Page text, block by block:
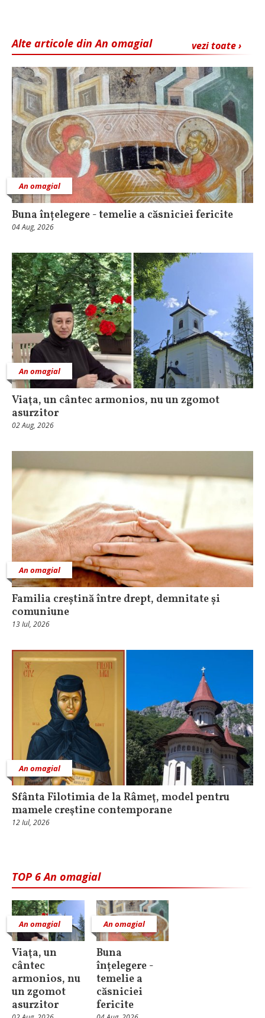
vezi toate ›
Alte articole din An omagial
An omagial
Buna înțelegere - temelie a căsniciei fericite
04 Aug, 2026
An omagial
Viaţa, un cântec armonios, nu un zgomot
asurzitor
02 Aug, 2026
An omagial
Familia creștină între drept, demnitate și
comuniune
13 Iul, 2026
An omagial
Sfânta Filotimia de la Râmeţ, model pentru
mamele creştine contemporane
12 Iul, 2026
TOP 6 An omagial
An omagial
Viaţa, un
cântec
armonios, nu
un zgomot
asurzitor
An omagial
Buna
înțelegere -
temelie a
căsniciei
fericite